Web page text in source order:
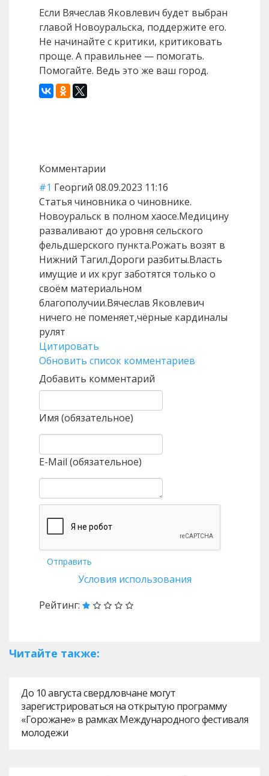
Если Вячеслав Яковлевич будет выбран
главой Новоуральска, поддержите его.
Не начинайте с критики, критиковать
проще. А правильнее — помогать.
Помогайте. Ведь это же ваш город.
Комментарии
#1 Георгий 08.09.2023 11:16
Статья чиновника о чиновнике.
Новоуральск в полном хаосе.Медицину
разваливают до уровня сельского
фельдшерского пункта.Рожать возят в
Нижний Тагил.Дороги разбиты.Власть
имущие и их круг заботятся только о
своём материальном
благополучии.Вячеслав Яковлевич
ничего не поменяет,чёрные кардиналы
рулят
Цитировать
Обновить список комментариев
Добавить комментарий
Имя (обязательное)
E-Mail (обязательное)
Отправить
Условия использования
Рейтинг:
Читайте также:
До 10 августа свердловчане могут
зарегистрироваться на открытую программу
«Горожане» в рамках Международного фестиваля
молодежи